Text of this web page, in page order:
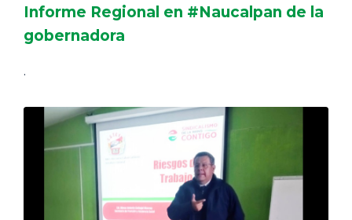
Informe Regional en #Naucalpan de la
gobernadora
.